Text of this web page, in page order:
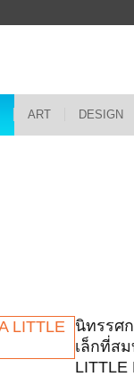
ART DESIGN
นิทรรศก
เล็กที่ส
LITTLE